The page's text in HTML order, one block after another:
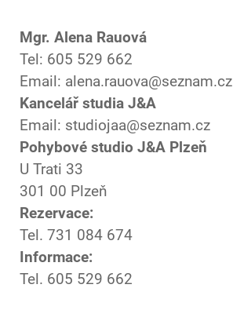
Mgr. Alena Rauová
Tel: 605 529 662
Email: alena.rauova@seznam.cz
Kancelář studia J&A
Email: studiojaa@seznam.cz
Pohybové studio J&A Plzeň
U Trati 33
301 00 Plzeň
Rezervace:
Tel. 731 084 674
Informace:
Tel. 605 529 662